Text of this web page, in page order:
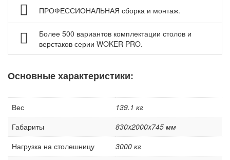
Аксессуары для верстаков Gresson
Оборудование для дымоудаления и фильтрации
воздуха
заказу
Шкафы инструментальные
Тележки и тумбы для инструмента
Тумбы, шкафы и тележки диагностические /
серверные
Антистатическая мебель ESD
ПРОФЕССИОНАЛЬНАЯ сборка и монтаж.
Более 500 вариантов комплектации столов и
верстаков серии WOKER PRO.
Основные характеристики:
Вес
139.1 кг
Габариты
830x2000x745 мм
Нагрузка на столешницу
3000 кг